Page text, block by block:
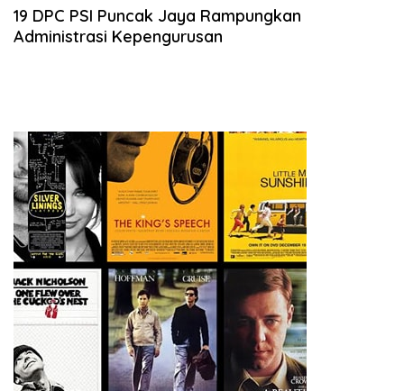
19 DPC PSI Puncak Jaya Rampungkan
Administrasi Kepengurusan